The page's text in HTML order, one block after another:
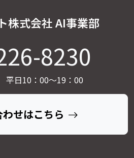
株式会社 AI事業部
8230
日10：00～19：00
せはこちら